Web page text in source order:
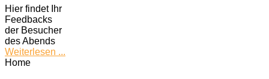
Hier findet Ihr
Feedbacks
der Besucher
des Abends
Weiterlesen ...
Home